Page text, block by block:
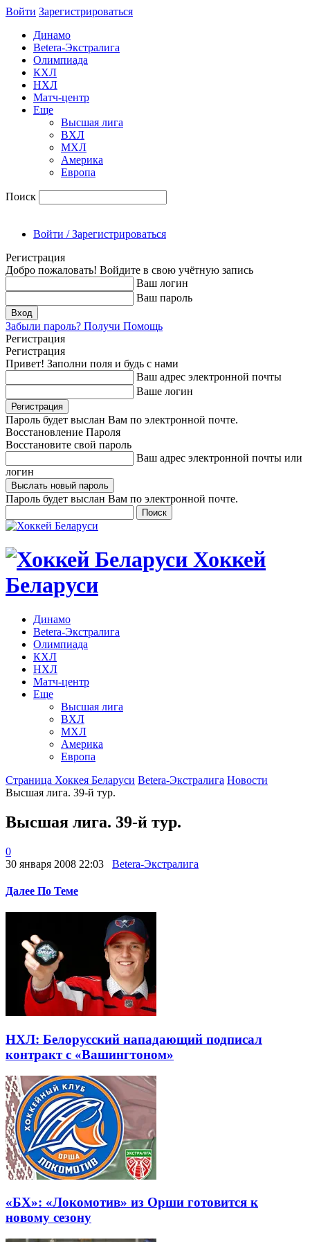
Войти Зарегиcтрироваться
Динамо
Betera-Экстралига
Олимпиада
КХЛ
НХЛ
Матч-центр
Еще
Высшая лига
ВХЛ
МХЛ
Америка
Европа
Поиск
Войти / Зарегистрироваться
Регистрация
Добро пожаловать! Войдите в свою учётную запись
Ваш логин
Ваш пароль
Забыли пароль? Получи Помощь
Регистрация
Регистрация
Привет! Заполни поля и будь с нами
Ваш адрес электронной почты
Ваше логин
Пароль будет выслан Вам по электронной почте.
Восстановление Пароля
Восстановите свой пароль
Ваш адрес электронной почты или
логин
Пароль будет выслан Вам по электронной почте.
Хоккей
Беларуси
Динамо
Betera-Экстралига
Олимпиада
КХЛ
НХЛ
Матч-центр
Еще
Высшая лига
ВХЛ
МХЛ
Америка
Европа
Страница Хоккея Беларуси Betera-Экстралига Новости
Высшая лига. 39-й тур.
Высшая лига. 39-й тур.
0
30 января 2008 22:03
Betera-Экстралига
Далее По Теме
НХЛ: Белорусский нападающий подписал
контракт с «Вашингтоном»
«БХ»: «Локомотив» из Орши готовится к
новому сезону